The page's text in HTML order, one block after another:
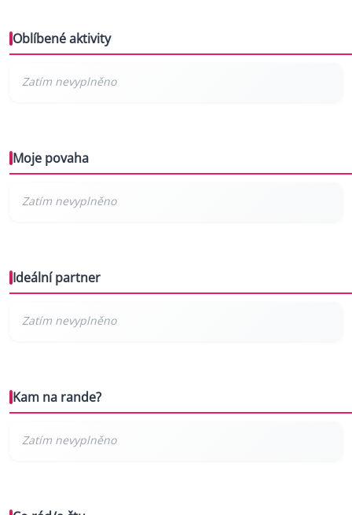
Oblíbené aktivity
Moje povaha
Ideální partner
Kam na rande?